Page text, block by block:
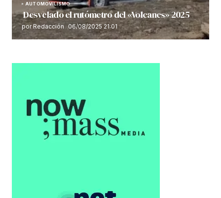
AUTOMOVILISMO
Desvelado el rutómetro del «Volcanes» 2025
por Redacción 06/08/2025 21:01